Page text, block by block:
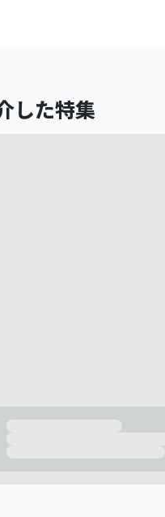
した特集